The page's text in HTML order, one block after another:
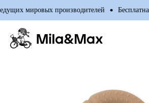
мировых производителей